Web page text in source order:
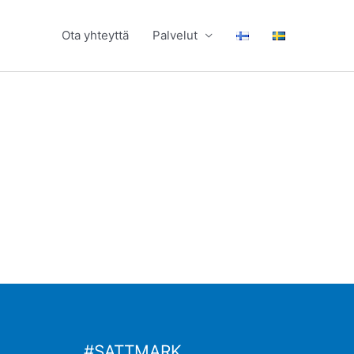
Ota yhteyttä Palvelut